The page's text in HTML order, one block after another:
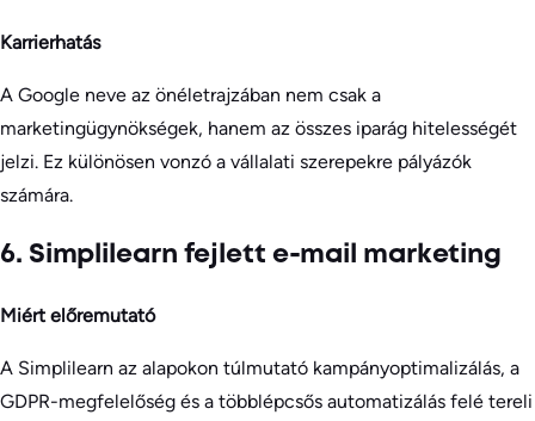
Karrierhatás
A Google neve az önéletrajzában nem csak a
marketingügynökségek, hanem az összes iparág hitelességét
jelzi. Ez különösen vonzó a vállalati szerepekre pályázók
számára.
6. Simplilearn fejlett e-mail marketing
Miért előremutató
A Simplilearn az alapokon túlmutató kampányoptimalizálás, a
GDPR-megfelelőség és a többlépcsős automatizálás felé tereli